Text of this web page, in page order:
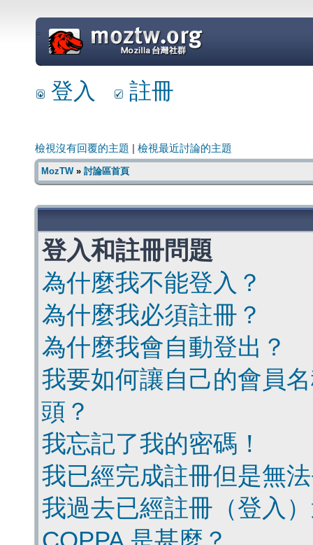
=
登入 註冊
檢視沒有回覆的主題 檢視最近討論的主題
MozTW» 討論區首頁
登入和註冊問題
為什麼我不能登入？
為什麼我必須註冊？
為什麼我會自動登出？
我要如何讓自己的會員
頭？
我忘記了我的密碼！
我已經完成註冊但是無
我過去已經註冊（登入